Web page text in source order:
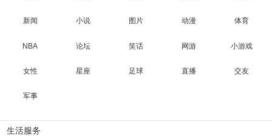
新闻 小说 图片 动漫 体育
NBA 论坛 笑话 网游 小游戏
女性 星座 足球 直播 交友
军事
生活服务